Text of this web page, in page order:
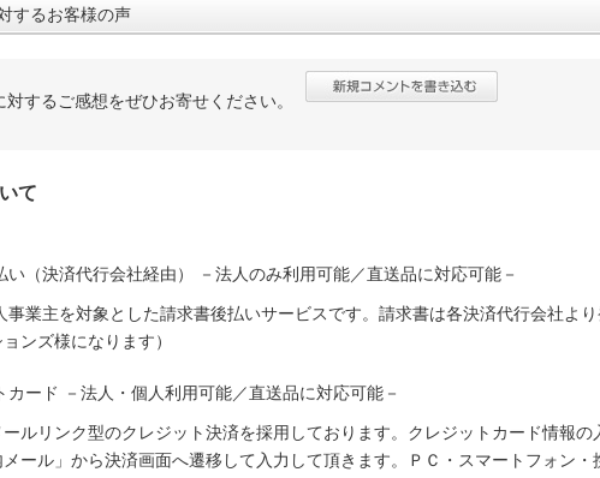
するお客様の声
対するご感想をぜひお寄せください。
て
い（決済代行会社経由） －法人のみ利用可能／直送品に対応可能－
事業主を対象とした請求書後払いサービスです。請求書は各決済代行会社よ
ンズ様になります）
カード －法人・個人利用可能／直送品に対応可能－
ルリンク型のクレジット決済を採用しております。クレジットカード情報
ール」から決済画面へ遷移して入力して頂きます。ＰＣ・スマートフォン・